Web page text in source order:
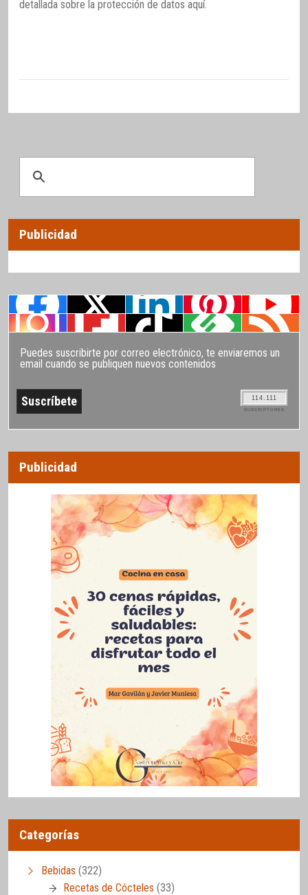
detallada sobre la protección de datos aquí.
Publicidad
Puedes suscribirte por correo electrónico, te enviaremos un
email cuando se publiquen nuevos contenidos
114.111
SUSCRIPTORES
Publicidad
Categorías
Bebidas (322)
Recetas de Cócteles (33)